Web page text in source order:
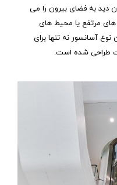
دید به فضای بیرون را می
مرتفع یا محیط‌ های
آسانسور نه‌ تنها برای
طراحی شده است.